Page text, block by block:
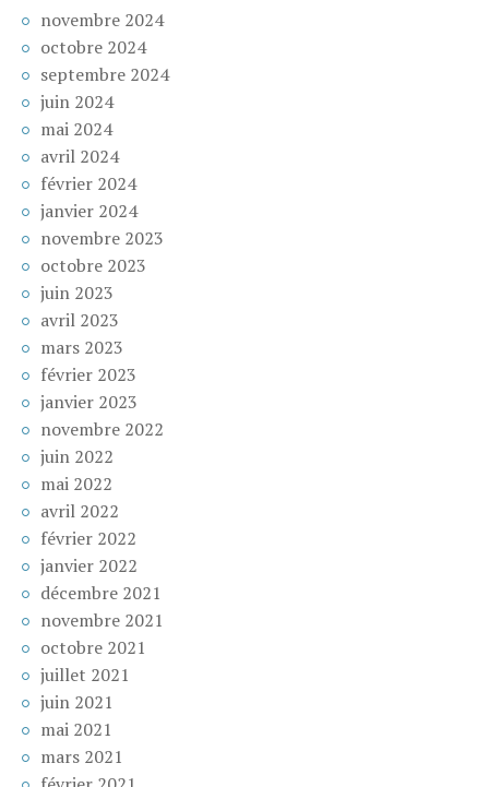
novembre 2024
octobre 2024
septembre 2024
juin 2024
mai 2024
avril 2024
février 2024
janvier 2024
novembre 2023
octobre 2023
juin 2023
avril 2023
mars 2023
février 2023
janvier 2023
novembre 2022
juin 2022
mai 2022
avril 2022
février 2022
janvier 2022
décembre 2021
novembre 2021
octobre 2021
juillet 2021
juin 2021
mai 2021
mars 2021